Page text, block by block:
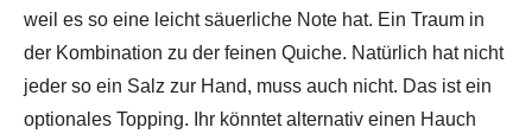
weil es so eine leicht säuerliche Note hat. Ein Traum in
der Kombination zu der feinen Quiche. Natürlich hat nicht
jeder so ein Salz zur Hand, muss auch nicht. Das ist ein
optionales Topping. Ihr könntet alternativ einen Hauch